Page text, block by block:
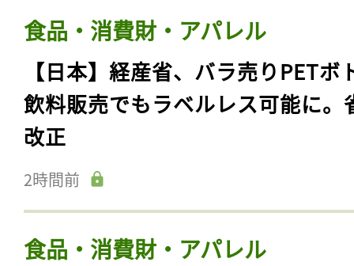
食品・消費財・アパレル
【日本】経産省、バラ売りPETボ
飲料販売でもラベルレス可能に。
改正
2時間前
食品・消費財・アパレル